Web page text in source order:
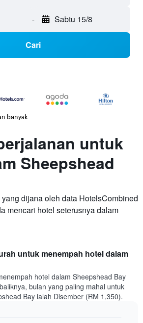
- Sabtu 15/8
Cari
banyak
untuk
Sheepshead
dijana oleh data HotelsCombined
mencari hotel seterusnya dalam
untuk menempah hotel dalam
hotel dalam Sheepshead Bay
bulan yang paling mahal untuk
Bay ialah Disember (RM 1,350).